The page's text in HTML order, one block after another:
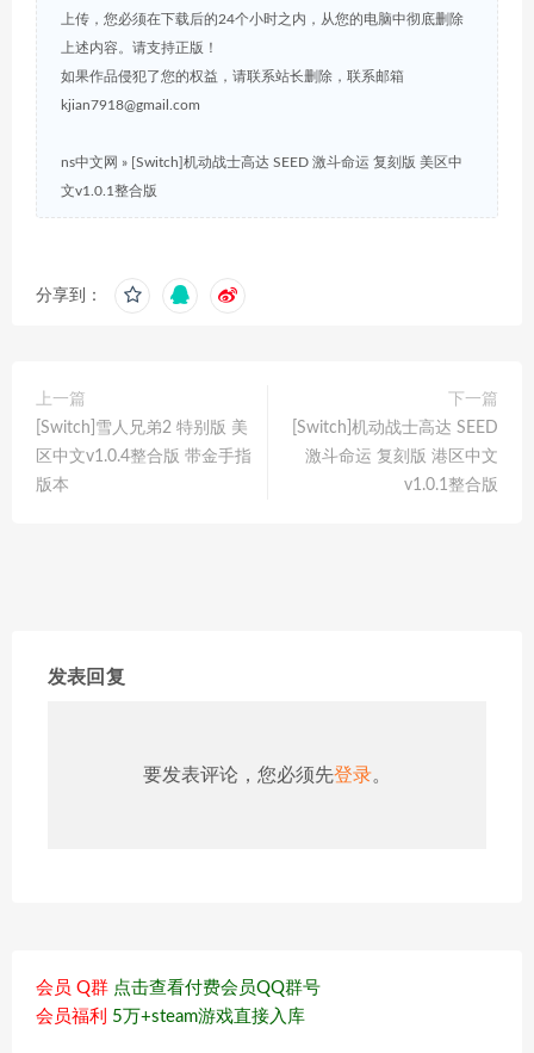
上传，您必须在下载后的24个小时之内，从您的电脑中彻底删除
上述内容。请支持正版！
如果作品侵犯了您的权益，请联系站长删除，联系邮箱
kjian7918@gmail.com
ns中文网 » [Switch]机动战士高达 SEED 激斗命运 复刻版 美区中
文v1.0.1整合版
分享到：
上一篇
[Switch]雪人兄弟2 特别版 美
区中文v1.0.4整合版 带金手指
版本
下一篇
[Switch]机动战士高达 SEED
激斗命运 复刻版 港区中文
v1.0.1整合版
发表回复
要发表评论，您必须先登录。
会员 Q群 点击查看付费会员QQ群号
会员福利 5万+steam游戏直接入库